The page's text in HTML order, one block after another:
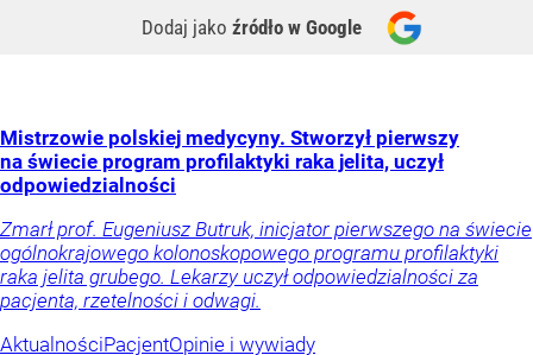
Dodaj jako źródło w Google
Mistrzowie polskiej medycyny. Stworzył pierwszy
na świecie program profilaktyki raka jelita, uczył
odpowiedzialności
Zmarł prof. Eugeniusz Butruk, inicjator pierwszego na świecie
ogólnokrajowego kolonoskopowego programu profilaktyki
raka jelita grubego. Lekarzy uczył odpowiedzialności za
pacjenta, rzetelności i odwagi.
AktualnościPacjentOpinie i wywiady